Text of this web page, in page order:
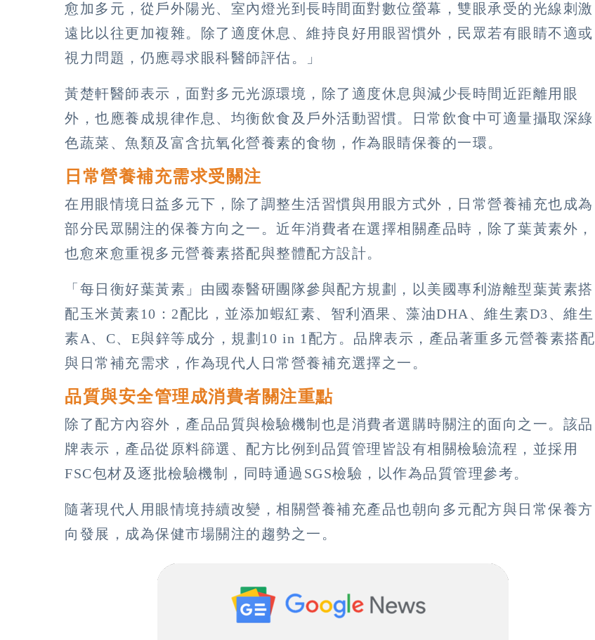
愈加多元，從戶外陽光、室內燈光到長時間面對數位螢幕，雙眼承受的光線刺激
遠比以往更加複雜。除了適度休息、維持良好用眼習慣外，民眾若有眼睛不適或
視力問題，仍應尋求眼科醫師評估。」
黃楚軒醫師表示，面對多元光源環境，除了適度休息與減少長時間近距離用眼
外，也應養成規律作息、均衡飲食及戶外活動習慣。日常飲食中可適量攝取深綠
色蔬菜、魚類及富含抗氧化營養素的食物，作為眼睛保養的一環。
日常營養補充需求受關注
在用眼情境日益多元下，除了調整生活習慣與用眼方式外，日常營養補充也成為
部分民眾關注的保養方向之一。近年消費者在選擇相關產品時，除了葉黃素外，
也愈來愈重視多元營養素搭配與整體配方設計。
「每日衡好葉黃素」由國泰醫研團隊參與配方規劃，以美國專利游離型葉黃素搭
配玉米黃素10：2配比，並添加蝦紅素、智利酒果、藻油DHA、維生素D3、維生
素A、C、E與鋅等成分，規劃10 in 1配方。品牌表示，產品著重多元營養素搭配
與日常補充需求，作為現代人日常營養補充選擇之一。
品質與安全管理成消費者關注重點
除了配方內容外，產品品質與檢驗機制也是消費者選購時關注的面向之一。該品
牌表示，產品從原料篩選、配方比例到品質管理皆設有相關檢驗流程，並採用
FSC包材及逐批檢驗機制，同時通過SGS檢驗，以作為品質管理參考。
隨著現代人用眼情境持續改變，相關營養補充產品也朝向多元配方與日常保養方
向發展，成為保健市場關注的趨勢之一。